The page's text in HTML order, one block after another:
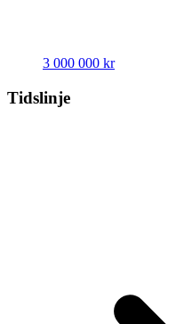
3 000 000 kr
Tidslinje